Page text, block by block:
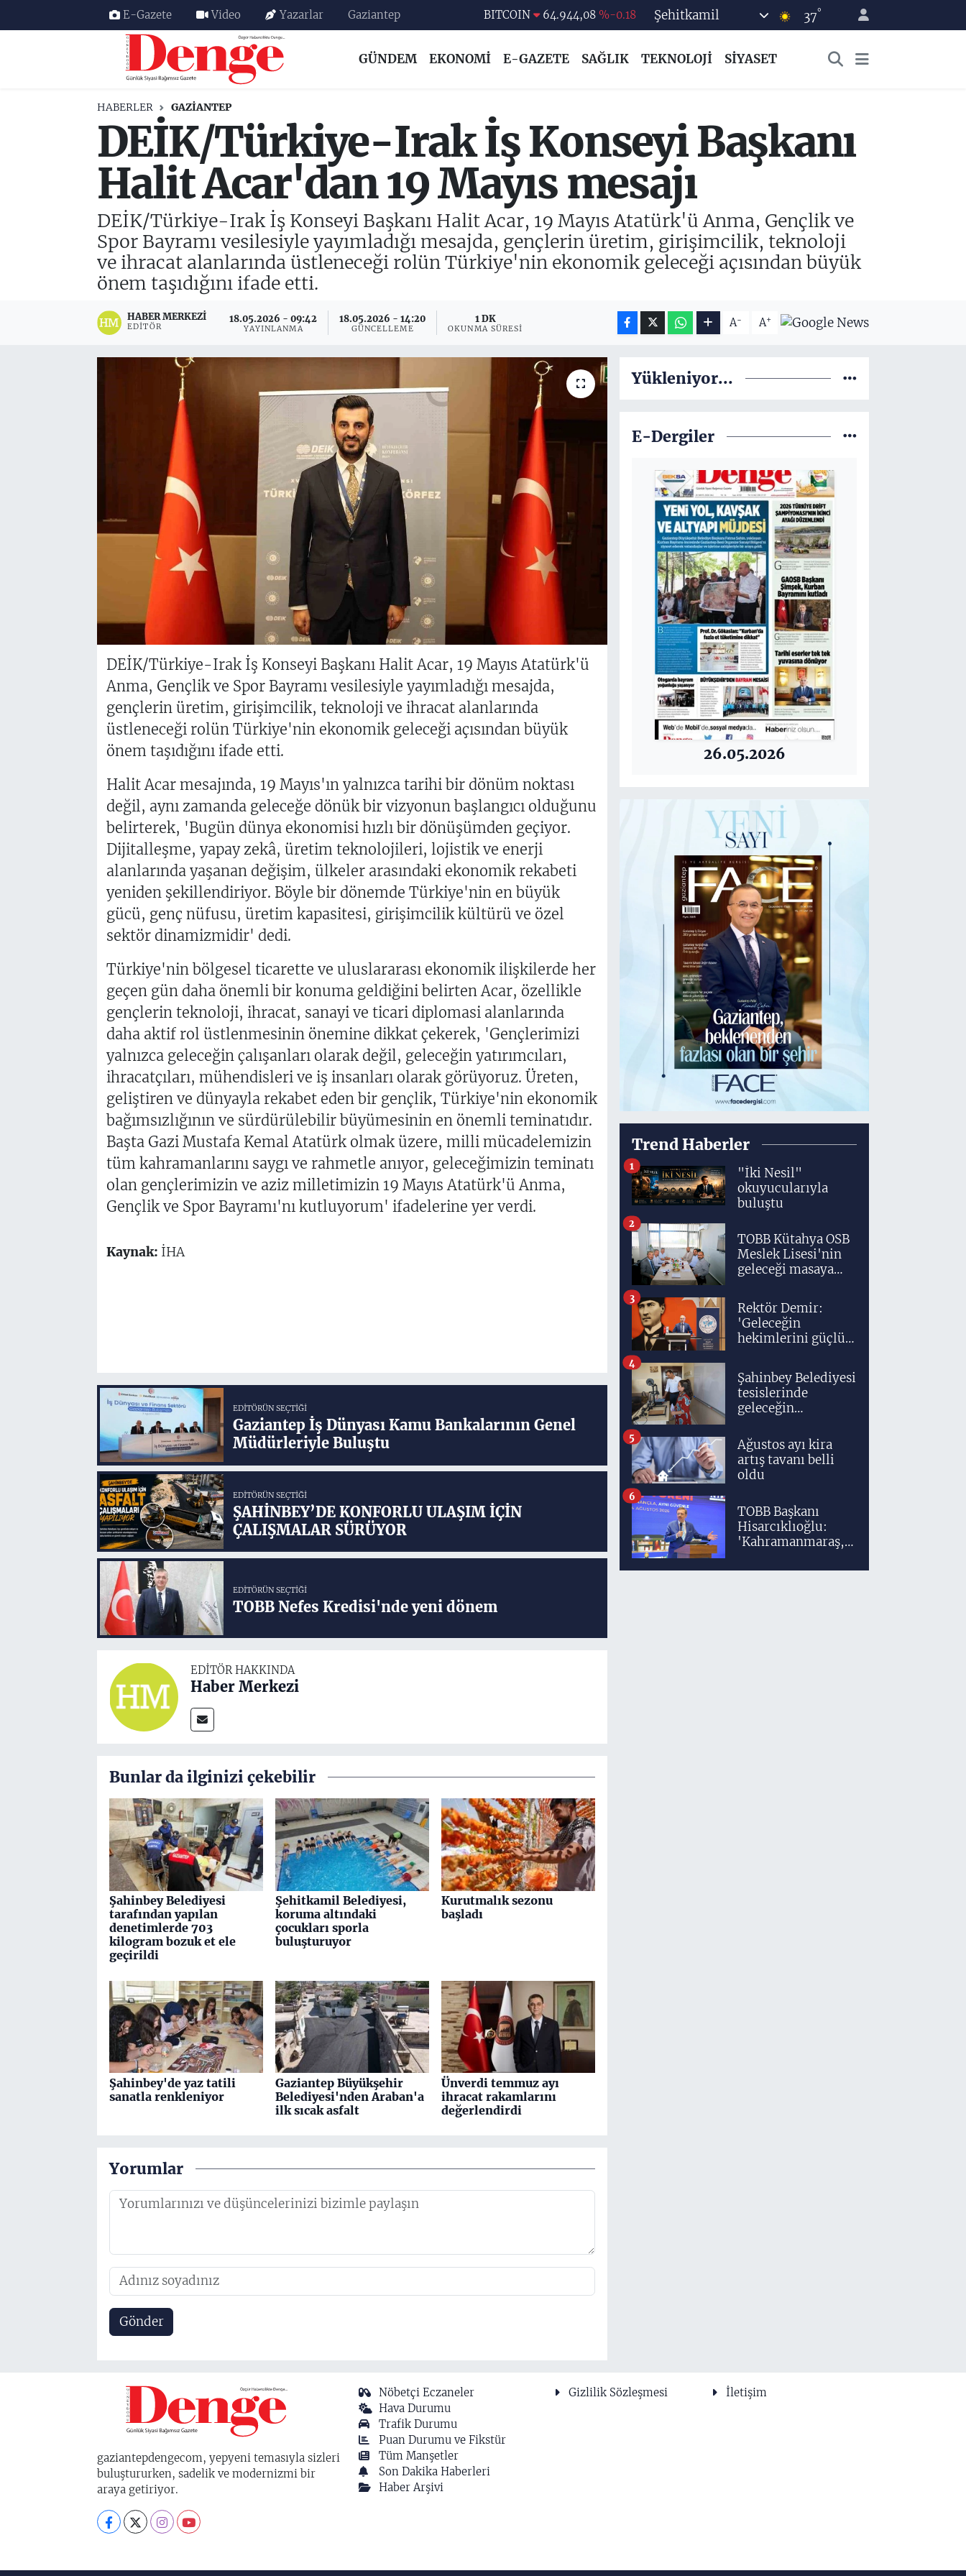
E-Gazete Video Yazarlar Gaziantep
BITCOIN 64.944,08 %-0.18
DOLAR
47,7436 %0.18
EURO
55,2510 %0.32
BİST100
13.779 %-14
Şehitkamil 37°
GÜNDEM EKONOMİ E-GAZETE SAĞLIK TEKNOLOJİ SİYASET
HABERLER GAZIANTEP
DEİK/Türkiye-Irak İş Konseyi Başkanı
Halit Acar'dan 19 Mayıs mesajı
DEİK/Türkiye-Irak İş Konseyi Başkanı Halit Acar, 19 Mayıs Atatürk'ü Anma, Gençlik ve
Spor Bayramı vesilesiyle yayımladığı mesajda, gençlerin üretim, girişimcilik, teknoloji
ve ihracat alanlarında üstleneceği rolün Türkiye'nin ekonomik geleceği açısından büyük
önem taşıdığını ifade etti.
HABER MERKEZI
EDITÖR
18.05.2026 - 09:42
YAYINLANMA
18.05.2026 - 14:20
GÜNCELLEME
1 DK
OKUNMA SÜRESI A- A+
DEİK/Türkiye-Irak İş Konseyi Başkanı Halit Acar, 19 Mayıs Atatürk'ü
Anma, Gençlik ve Spor Bayramı vesilesiyle yayımladığı mesajda,
gençlerin üretim, girişimcilik, teknoloji ve ihracat alanlarında
üstleneceği rolün Türkiye'nin ekonomik geleceği açısından büyük
önem taşıdığını ifade etti.
Halit Acar mesajında, 19 Mayıs'ın yalnızca tarihi bir dönüm noktası
değil, aynı zamanda geleceğe dönük bir vizyonun başlangıcı olduğunu
belirterek, 'Bugün dünya ekonomisi hızlı bir dönüşümden geçiyor.
Dijitalleşme, yapay zekâ, üretim teknolojileri, lojistik ve enerji
alanlarında yaşanan değişim, ülkeler arasındaki ekonomik rekabeti
yeniden şekillendiriyor. Böyle bir dönemde Türkiye'nin en büyük
gücü, genç nüfusu, üretim kapasitesi, girişimcilik kültürü ve özel
sektör dinamizmidir' dedi.
Türkiye'nin bölgesel ticarette ve uluslararası ekonomik ilişkilerde her
geçen gün daha önemli bir konuma geldiğini belirten Acar, özellikle
gençlerin teknoloji, ihracat, sanayi ve ticari diplomasi alanlarında
daha aktif rol üstlenmesinin önemine dikkat çekerek, 'Gençlerimizi
yalnızca geleceğin çalışanları olarak değil, geleceğin yatırımcıları,
ihracatçıları, mühendisleri ve iş insanları olarak görüyoruz. Üreten,
geliştiren ve dünyayla rekabet eden bir gençlik, Türkiye'nin ekonomik
bağımsızlığının ve sürdürülebilir büyümesinin en önemli teminatıdır.
Başta Gazi Mustafa Kemal Atatürk olmak üzere, milli mücadelemizin
tüm kahramanlarını saygı ve rahmetle anıyor, geleceğimizin teminatı
olan gençlerimizin ve aziz milletimizin 19 Mayıs Atatürk'ü Anma,
Gençlik ve Spor Bayramı'nı kutluyorum' ifadelerine yer verdi.
Kaynak: İHA
EDITÖRÜN SEÇTIĞI
Gaziantep İş Dünyası Kamu Bankalarının Genel
Müdürleriyle Buluştu
EDITÖRÜN SEÇTIĞI
ŞAHİNBEY’DE KONFORLU ULAŞIM İÇİN
ÇALIŞMALAR SÜRÜYOR
EDITÖRÜN SEÇTIĞI
TOBB Nefes Kredisi'nde yeni dönem
EDITÖR HAKKINDA
Haber Merkezi
Bunlar da ilginizi çekebilir
Şahinbey Belediyesi
tarafından yapılan
denetimlerde 703
kilogram bozuk et ele
geçirildi
Şehitkamil Belediyesi,
koruma altındaki
çocukları sporla
buluşturuyor
Kurutmalık sezonu
başladı
Şahinbey'de yaz tatili
sanatla renkleniyor
Gaziantep Büyükşehir
Belediyesi'nden Araban'a
ilk sıcak asfalt
Ünverdi temmuz ayı
ihracat rakamlarını
değerlendirdi
Yorumlar
Gönder
Yükleniyor...
E-Dergiler
26.05.2026
Trend Haberler
"İki Nesil"
okuyucularıyla
buluştu
1
TOBB Kütahya OSB
Meslek Lisesi'nin
geleceği masaya
2
Rektör Demir:
'Geleceğin
hekimlerini güçlü
klinik altyapıyla
yetiştiriyoruz'
3
Şahinbey Belediyesi
tesislerinde
geleceğin
teknolojiyle
yetişiyor
4
Ağustos ayı kira
artış tavanı belli
oldu
5
TOBB Başkanı
Hisarcıklıoğlu:
'Kahramanmaraş,
Türkiye
6
gaziantepdengecom, yepyeni temasıyla sizleri
buluştururken, sadelik ve modernizmi bir
araya getiriyor.
Nöbetçi Eczaneler
Hava Durumu
Trafik Durumu
Puan Durumu ve Fikstür
Tüm Manşetler
Son Dakika Haberleri
Haber Arşivi
Gizlilik Sözleşmesi İletişim
Nöbetçi Eczaneler
Trafik Durumu
Süper Lig Puan Durumu ve Fikstür
Tüm Manşetler
Son Dakika Haberleri
Haber Arşivi